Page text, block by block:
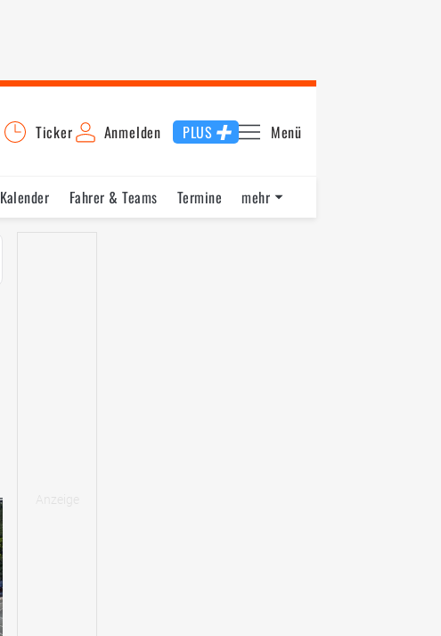
Ticker Anmelden PLUS Menü
Kalender Fahrer & Teams
Termine
mehr